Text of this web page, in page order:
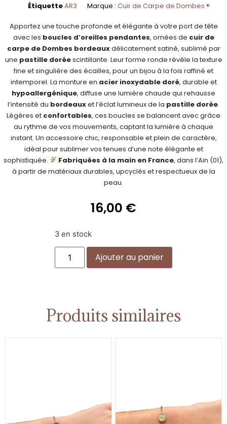
ÉtiquetteAR3 Marque : Cuir de Carpe de Dombes ®
Apportez une touche profonde et élégante à votre port de tête
avec les boucles d’oreilles pendantes, ornées de cuir de
carpe de Dombes bordeauxdélicatement satiné, sublimé par
une pastille doréescintillante. Leur forme ronde révèle la texture
fine et singulière des écailles, pour un bijou à la fois raffiné et
intemporel. La monture en acier inoxydable doré, durable et
hypoallergénique, diffuse une lumière chaude qui rehausse
l’intensité du bordeauxet l’éclat lumineux de la pastille dorée.
Légères et confortables, ces boucles se balancent avec grâce
au rythme de vos mouvements, captant la lumière à chaque
instant. Un accessoire chic, responsable et plein de caractère,
idéal pour sublimer vos tenues d’une note élégante et
sophistiquée.
Fabriquées à la main en France, dans l’Ain (01),
à partir de matériaux durables, upcyclés et respectueux de la
peau.
16,00 €
3 en stock
Ajouter au panier
Produits similaires